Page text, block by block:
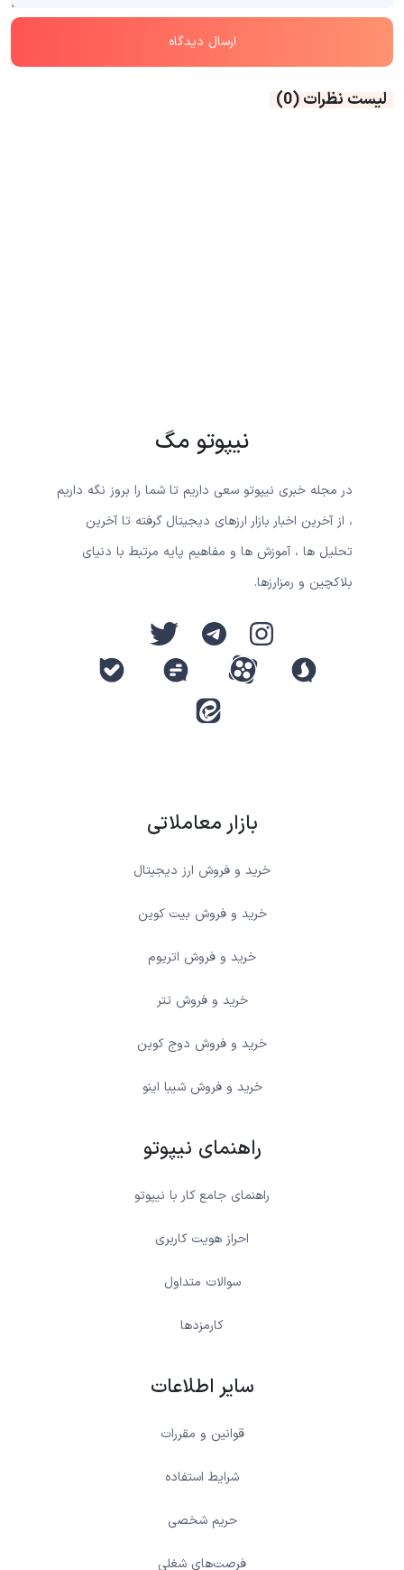
لیست نظرات(0)
نیپوتو مگ
در مجله خبری نیپوتو سعی داریم تا شما را بروز نگه داریم
، از آخرین اخبار بازار ارزهای دیجیتال گرفته تا آخرین
تحلیل ها ، آموزش ها و مفاهیم پایه مرتبط با دنیای
بلاکچین و رمزارزها.
بازار معاملاتی
خرید و فروش ارز دیجیتال
خرید و فروش بیت کوین
خرید و فروش اتریوم
خرید و فروش تتر
خرید و فروش دوج کوین
خرید و فروش شیبا اینو
راهنمای نیپوتو
راهنمای جامع کار با نیپوتو
احراز هویت کاربری
سوالات متداول
کارمزدها
سایر اطلاعات
قوانین و مقررات
شرایط استفاده
حریم شخصی
فرصت‌های شغلی